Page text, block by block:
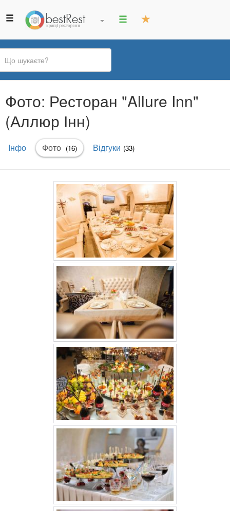
Ви
є
тут
Фото: Ресторан "Allure Inn"
(Аллюр Інн)
Первинні
вкладки
Інфо Фото (активна
вкладка)
(16) Відгуки (33)